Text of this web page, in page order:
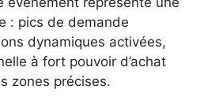
: pics de demande
dynamiques activées,
à fort pouvoir d’achat
zones précises.